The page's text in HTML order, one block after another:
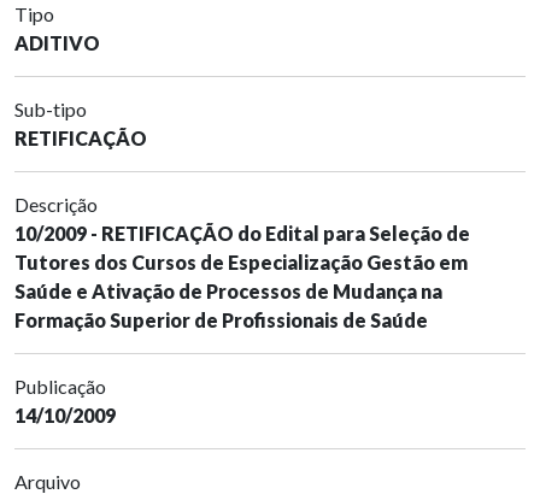
Tipo
ADITIVO
Sub-tipo
RETIFICAÇÃO
Descrição
10/2009 - RETIFICAÇÃO do Edital para Seleção de
Tutores dos Cursos de Especialização Gestão em
Saúde e Ativação de Processos de Mudança na
Formação Superior de Profissionais de Saúde
Publicação
14/10/2009
Arquivo